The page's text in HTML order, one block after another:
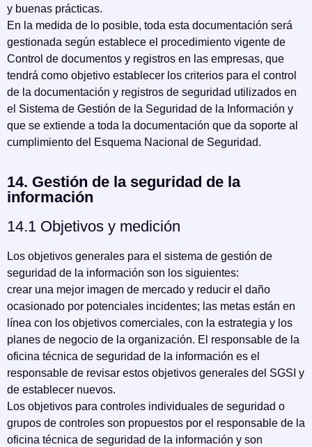
y buenas prácticas.
En la medida de lo posible, toda esta documentación será
gestionada según establece el procedimiento vigente de
Control de documentos y registros en las empresas, que
tendrá como objetivo establecer los criterios para el control
de la documentación y registros de seguridad utilizados en
el Sistema de Gestión de la Seguridad de la Información y
que se extiende a toda la documentación que da soporte al
cumplimiento del Esquema Nacional de Seguridad.
14. Gestión de la seguridad de la
información
14.1 Objetivos y medición
Los objetivos generales para el sistema de gestión de
seguridad de la información son los siguientes:
crear una mejor imagen de mercado y reducir el daño
ocasionado por potenciales incidentes; las metas están en
línea con los objetivos comerciales, con la estrategia y los
planes de negocio de la organización. El responsable de la
oficina técnica de seguridad de la información es el
responsable de revisar estos objetivos generales del SGSI y
de establecer nuevos.
Los objetivos para controles individuales de seguridad o
grupos de controles son propuestos por el responsable de la
oficina técnica de seguridad de la información y son